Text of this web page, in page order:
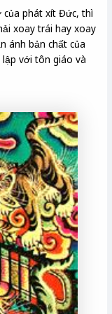
của phát xít Đức, thì
xoay trái hay xoay
ánh bản chất của
với tôn giáo và